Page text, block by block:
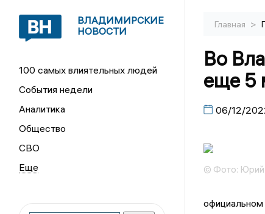
ВЛАДИМИРСКИЕ
НОВОСТИ
100 самых влиятельных людей
События недели
Аналитика
Общество
СВО
Главная >
Во
еще 5
06/12/
© Фото: Юрий
официальном